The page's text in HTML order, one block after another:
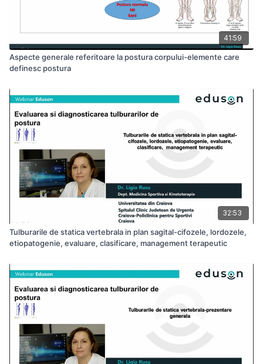
41:59
Aspecte generale referitoare la postura corpului-elemente care
definesc postura
32:53
Tulburarile de statica vertebrala in plan sagital-cifozele, lordozele,
etiopatogenie, evaluare, clasificare, management terapeutic